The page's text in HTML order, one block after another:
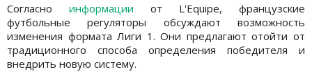
Согласно информации от L'Equipe, французские
футбольные регуляторы обсуждают возможность
изменения формата Лиги 1. Они предлагают отойти от
традиционного способа определения победителя и
внедрить новую систему.